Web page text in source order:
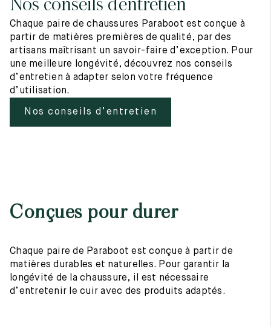
Chaque paire de chaussures Paraboot est conçue à
partir de matières premières de qualité, par des
artisans maîtrisant un savoir-faire d’exception. Pour
une meilleure longévité, découvrez nos conseils
d’entretien à adapter selon votre fréquence
d’utilisation.
Nos conseils d’entretien
Conçues pour durer
Chaque paire de Paraboot est conçue à partir de
matières durables et naturelles. Pour garantir la
longévité de la chaussure, il est nécessaire
d’entretenir le cuir avec des produits adaptés.